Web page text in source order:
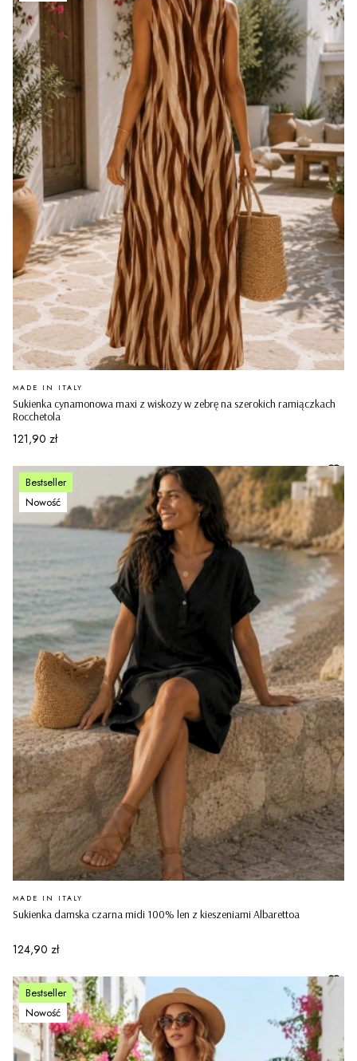
Sukienka cynamonowa maxi z wiskozy w zebrę na szerokich ramiączkach
Rocchetola
PRODUCENT
MADE IN ITALY
Cena
121,90 zł
Bestseller
Nowość
Sukienka damska czarna midi 100% len z kieszeniami Albarettoa
PRODUCENT
MADE IN ITALY
Cena
124,90 zł
Bestseller
Nowość